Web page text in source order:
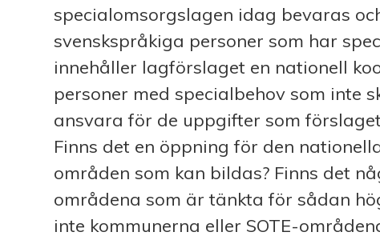
specialomsorgslagen idag bevaras
svenskspråkiga personer som har
innehåller lagförslaget en nationell
personer med specialbehov som inte
ansvara för de uppgifter som
Finns det en öppning för den
områden som kan bildas? Finns det
områdena som är tänkta för sådan
inte kommunerna eller SOTE-